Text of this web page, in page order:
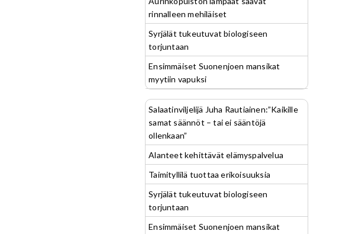
rinnalleen mehiläiset
Syrjälät tukeutuvat biologiseen
torjuntaan
Ensimmäiset Suonenjoen mansikat
myytiin vapuksi
Salaatinviljelijä Juha Rautiainen:”Kaikille
samat säännöt – tai ei sääntöjä
ollenkaan”
Alanteet kehittävät elämyspalvelua
Taimityllilä tuottaa erikoisuuksia
Syrjälät tukeutuvat biologiseen
torjuntaan
Ensimmäiset Suonenjoen mansikat